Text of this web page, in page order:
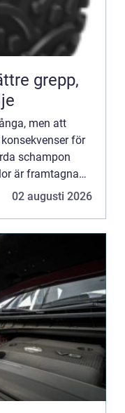
men att
för
schampon
är framtagna
02 augusti 2026